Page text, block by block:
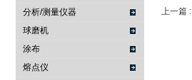
分析/测量仪器
球磨机
涂布
熔点仪
上一篇 :